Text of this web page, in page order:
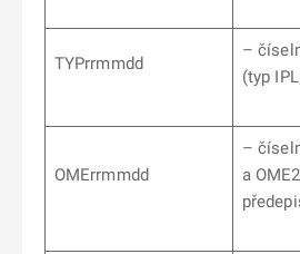
TYPrrmmdd
–
(typ
OMErrmmdd
–
a